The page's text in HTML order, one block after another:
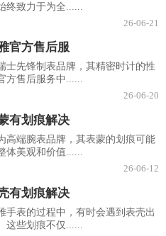
终致力于为全......
26-06-21
官方售后服
士先锋制表品牌，其精密时计的性
方售后服务中......
26-06-20
有划痕解决
高端腕表品牌，其表蒙的划痕可能
体美观和价值......
26-06-12
有划痕解决
手表的过程中，有时会遇到表壳出
这些划痕不仅......